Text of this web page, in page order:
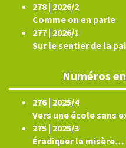
278 | 2026/2
Comme on en parle
277 | 2026/1
Sur le sentier de la
Numéros
276 | 2025/4
Vers une école sans
275 | 2025/3
Éradiquer la misère…